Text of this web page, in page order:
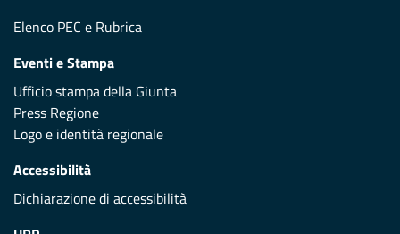
Elenco PEC e Rubrica
Eventi e Stampa
Ufficio stampa della Giunta
Press Regione
Logo e identità regionale
Accessibilità
Dichiarazione di accessibilità